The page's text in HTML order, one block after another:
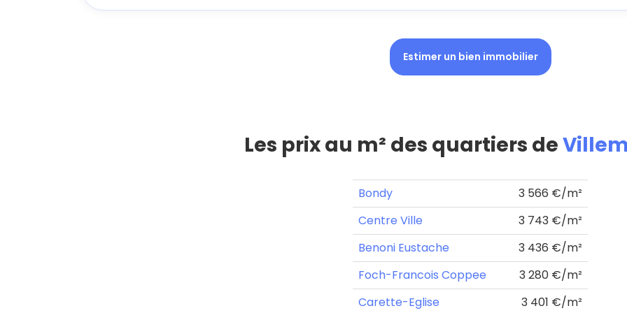
Estimer un bien immobilier
Les prix au m² des quartiers de
Bondy
3 566 €/m²
Centre Ville
3 743 €/m²
Benoni Eustache
3 436 €/m²
Foch-Francois Coppee
3 280 €/m²
Carette-Eglise
3 401 €/m²